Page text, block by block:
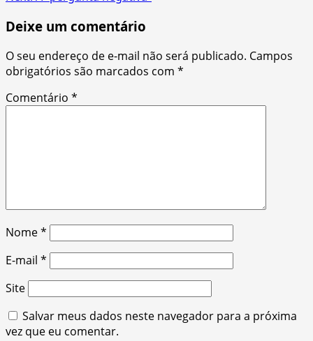
navigation
Deixe um comentário
O seu endereço de e-mail não será publicado. Campos
obrigatórios são marcados com *
Comentário *
Nome*
E-mail *
Site
Salvar meus dados neste navegador para a próxima
vez que eu comentar.